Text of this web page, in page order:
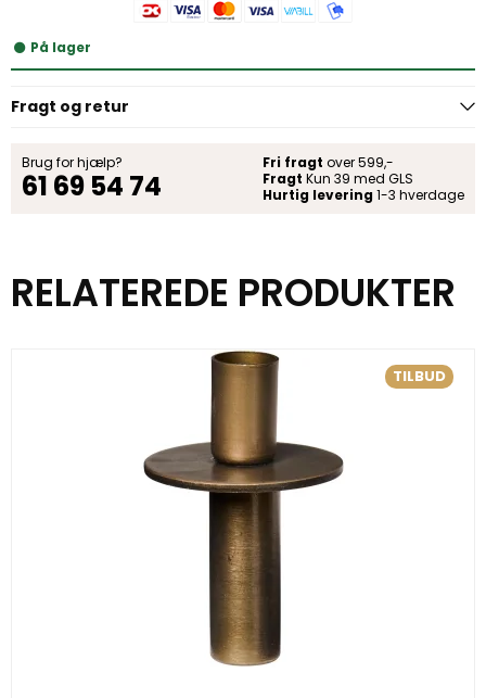
På lager
Fragt og retur
Brug for hjælp?
61 69 54 74
Fri fragt over 599,-
Fragt Kun 39 med GLS
Hurtig levering 1-3 hverdage
RELATEREDE PRODUKTER
TILBUD